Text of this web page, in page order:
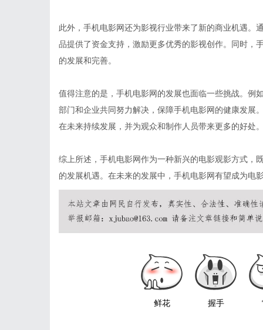
此外，手机电影网还为影视行业带来了新的商业机遇。
品提供了资金支持，激励更多优秀的影视创作。同时，
的发展和完善。
值得注意的是，手机电影网的发展也面临一些挑战。例
部门和企业共同努力解决，保障手机电影网的健康发展
在未来持续发展，并为观众和制作人员带来更多的好处
综上所述，手机电影网作为一种新兴的电影观影方式，
的发展机遇。在未来的发展中，手机电影网有望成为电
鲜花 握手